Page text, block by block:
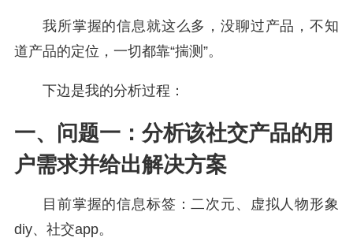
我所掌握的信息就这么多，没聊过产品，不知
道产品的定位，一切都靠“揣测”。
下边是我的分析过程：
一、问题一：分析该社交产品的用
户需求并给出解决方案
目前掌握的信息标签：二次元、虚拟人物形象
diy、社交app。